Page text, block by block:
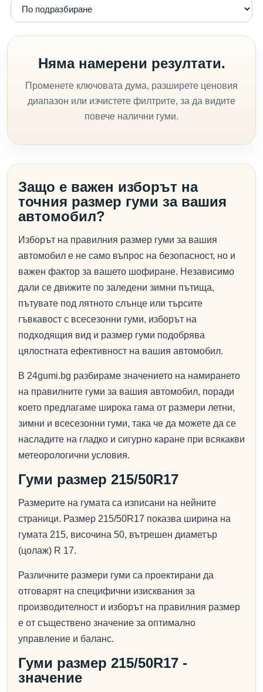
Няма намерени резултати.
Променете ключовата дума, разширете ценовия
диапазон или изчистете филтрите, за да видите
повече налични гуми.
Защо е важен изборът на
точния размер гуми за вашия
автомобил?
Изборът на правилния размер гуми за вашия
автомобил е не само въпрос на безопасност, но и
важен фактор за вашето шофиране. Независимо
дали се движите по заледени зимни пътища,
пътувате под лятното слънце или търсите
гъвкавост с всесезонни гуми, изборът на
подходящия вид и размер гуми подобрява
цялостната ефективност на вашия автомобил.
В 24gumi.bg разбираме значението на намирането
на правилните гуми за вашия автомобил, поради
което предлагаме широка гама от размери летни,
зимни и всесезонни гуми, така че да можете да се
насладите на гладко и сигурно каране при всякакви
метеорологични условия.
Гуми размер 215/50R17
Размерите на гумата са изписани на нейните
страници. Размер 215/50R17 показва ширина на
гумата 215, височина 50, вътрешен диаметър
(цолаж) R 17.
Различните размери гуми са проектирани да
отговарят на специфични изисквания за
производителност и изборът на правилния размер
е от съществено значение за оптимално
управление и баланс.
Гуми размер 215/50R17 -
значение